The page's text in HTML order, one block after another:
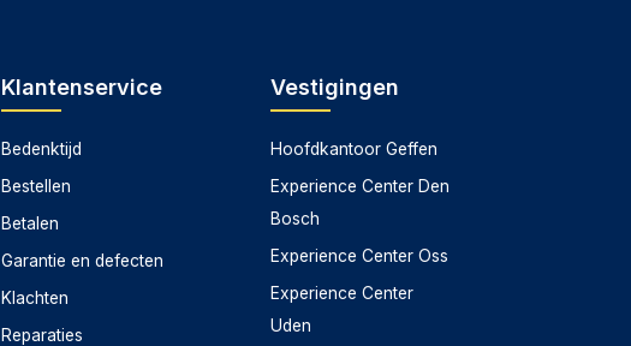
Klantenservice
Bedenktijd
Bestellen
Betalen
Garantie en defecten
Klachten
Reparaties
Vestigingen
Hoofdkantoor Geffen
Experience Center Den
Bosch
Experience Center Oss
Experience Center
Uden